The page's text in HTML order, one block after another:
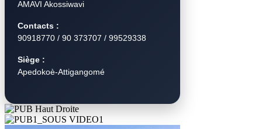
AMAVI Akossiwavi
Contacts :
90918770 / 90 373707 / 99529338
Siège :
Apedokoè-Attigangomé